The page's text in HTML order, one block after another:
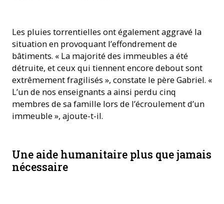
Les pluies torrentielles ont également aggravé la
situation en provoquant l’effondrement de
bâtiments. « La majorité des immeubles a été
détruite, et ceux qui tiennent encore debout sont
extrêmement fragilisés », constate le père Gabriel. «
L’un de nos enseignants a ainsi perdu cinq
membres de sa famille lors de l’écroulement d’un
immeuble », ajoute-t-il.
Une aide humanitaire plus que jamais
nécessaire